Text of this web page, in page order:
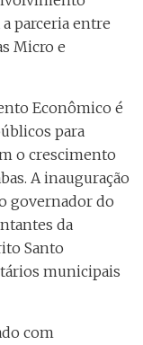
parceria entre
Micro e
Econômico é
para
o crescimento
A inauguração
governador do
da
Santo
municipais
com